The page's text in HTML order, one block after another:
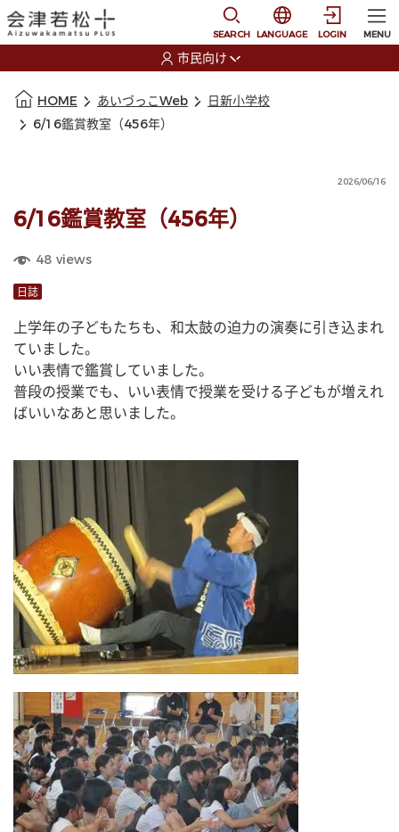
SEARCH
選択すると言語の切
LANGUAGE LOGIN MENU
市民向け
HOME あいづっこWeb
日新小学校
6/16鑑賞教室（456年）
2026/06/16
6/16鑑賞教室（456年）
48 views
日誌
上学年の子どもたちも、和太鼓の迫力の演奏に引き込まれ
ていました。
いい表情で鑑賞していました。
普段の授業でも、いい表情で授業を受ける子どもが増えれ
ばいいなあと思いました。